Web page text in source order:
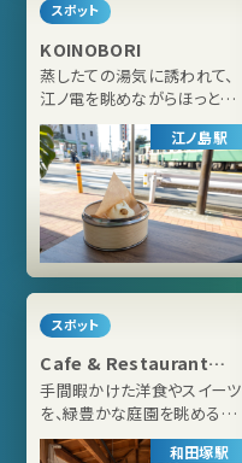
スポット
KOINOBORI
蒸したての湯気に誘われて、
江ノ電を眺めながらほっとひ
と息
江ノ島駅
スポット
Cafe & Restaurant
EGAO
手間暇かけた洋食やスイーツ
を、緑豊かな庭園を眺める鎌
倉の古民家で
和田塚駅